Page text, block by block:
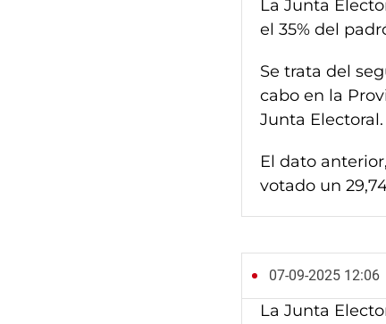
La Junta
el 35% del
Se trata del
cabo en la
Junta Electoral.
El dato
votado un
07-09-2025 12:06
La Junta